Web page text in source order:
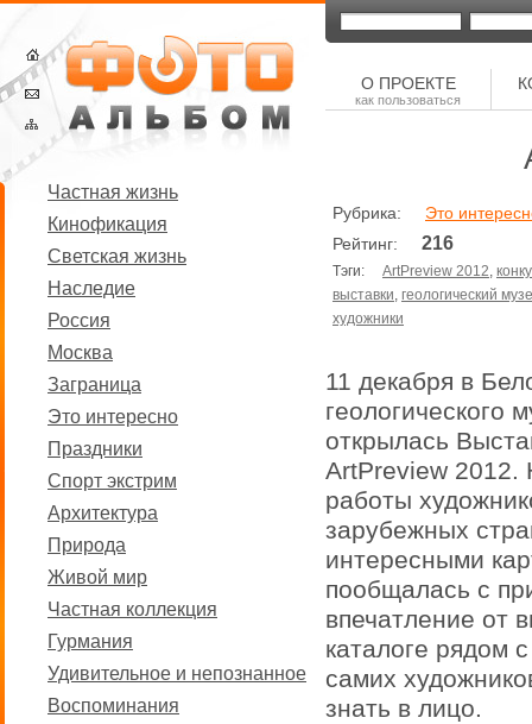
Частная жизнь
Кинофикация
Светская жизнь
Наследие
Россия
Москва
Заграница
Это интересно
Праздники
Спорт экстрим
Архитектура
Природа
Живой мир
Частная коллекция
Гурмания
Удивительное и непознанное
Воспоминания
О ПРОЕКТЕ
как пользоваться
Рубрика: Это
Рейтинг: 216
Тэги: ArtPreview 2012,
выставки, геологический
художники
11 декабря в
геологического
открылась
ArtPreview 2012.
работы
зарубежных
интересными
пообщалась с
впечатление от
каталоге рядом
самих
знать в лицо.